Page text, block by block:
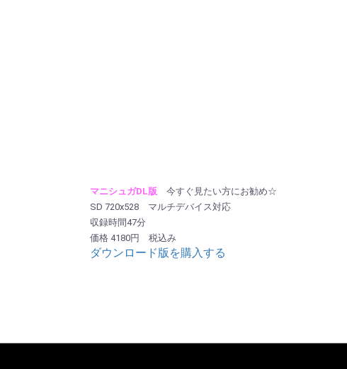
マニシュガDL版 今すぐ見たい方にお勧め☆
SD 720x528 マルチデバイス対応
収録時間47分
価格 4180円 税込み
ダウンロード版を購入する